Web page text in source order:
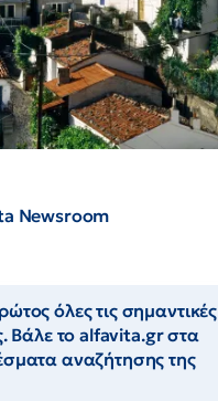
Newsroom
όλες τις σημαντικές
Βάλε το alfavita.gr στα
αναζήτησης της